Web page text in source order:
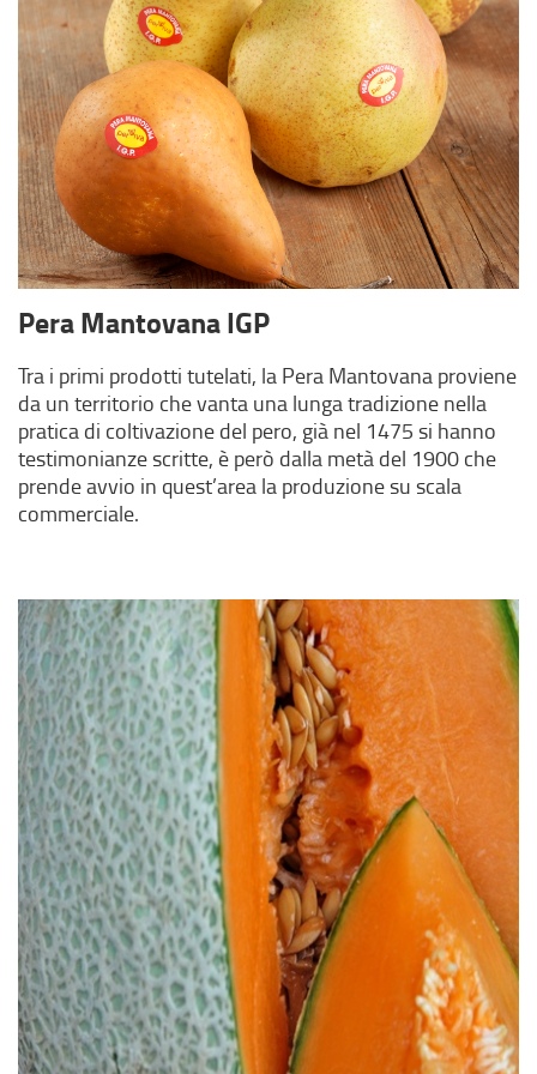
Pera Mantovana IGP
Tra i primi prodotti tutelati, la Pera Mantovana proviene
da un territorio che vanta una lunga tradizione nella
pratica di coltivazione del pero, già nel 1475 si hanno
testimonianze scritte, è però dalla metà del 1900 che
prende avvio in quest’area la produzione su scala
commerciale.